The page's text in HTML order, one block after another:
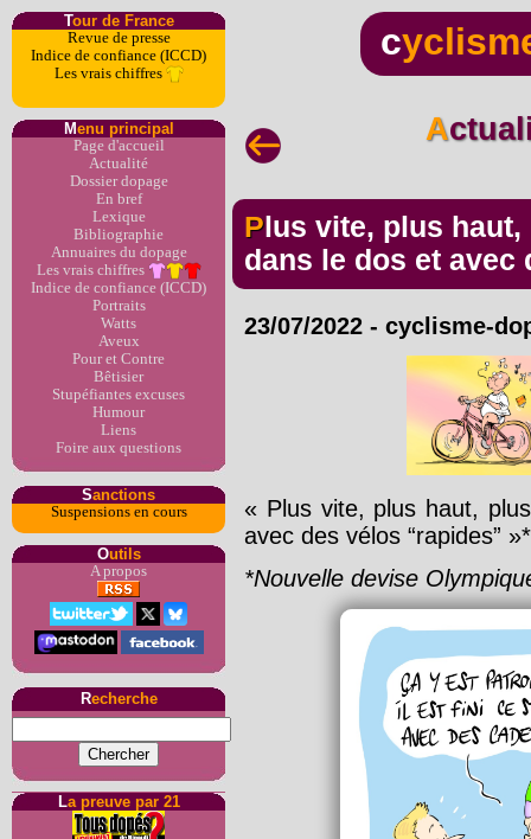
Tour de France
Revue de presse
Indice de confiance (ICCD)
Les vrais chiffres
Menu principal
Page d'accueil
Actualité
Dossier dopage
En bref
Lexique
Bibliographie
Annuaires du dopage
Les vrais chiffres
Indice de confiance (ICCD)
Portraits
Watts
Aveux
Pour et Contre
Bêtisier
Stupéfiantes excuses
Humour
Liens
Foire aux questions
Sanctions
Suspensions en cours
Outils
A propos
Recherche
La preuve par 21
c
Plus vite, plus haut, plus fort - ensemble, vent
dans le dos et avec
23/07/2022 - cyclisme-
« Plus vite, plus haut,
avec des vélos “rapides” »*
*Nouvelle devise